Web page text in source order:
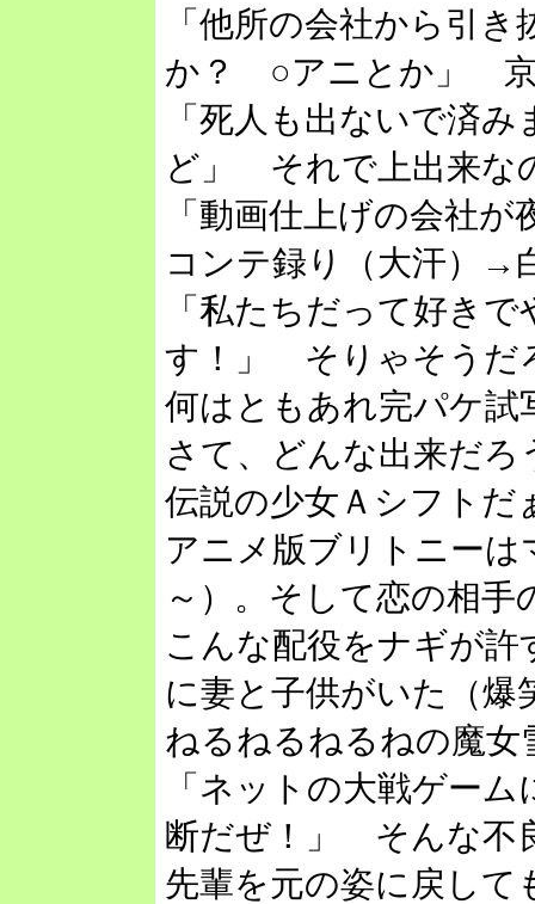
「他所の会社から引
か？ ○アニとか」 京
「死人も出ないで済
ど」 それで上出来な
「動画仕上げの会社
コンテ録り（大汗）→
「私たちだって好き
す！」 そりゃそうだ
何はともあれ完パケ
さて、どんな出来だ
伝説の少女Ａシフトだ
アニメ版ブリトニーは
～）。そして恋の相手
こんな配役をナギが
に妻と子供がいた（爆
ねるねるねるねの魔女
「ネットの大戦ゲー
断だぜ！」 そんな不
先輩を元の姿に戻して